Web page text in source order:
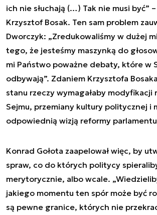
ich nie słuchają (…) Tak nie musi być”
Krzysztof Bosak. Ten sam problem
Dworczyk: „Zredukowaliśmy w dużej
tego, że jesteśmy maszynką do
mi Państwo poważne debaty, które w
odbywają”. Zdaniem Krzysztofa
stanu rzeczy wymagałaby modyfikacji
Sejmu, przemiany kultury politycznej i
odpowiednią wizją reformy
Konrad Gołota zaapelował więc, by
spraw, co do których politycy
merytorycznie, albo wcale.
jakiego momentu ten spór może być
są pewne granice, których nie